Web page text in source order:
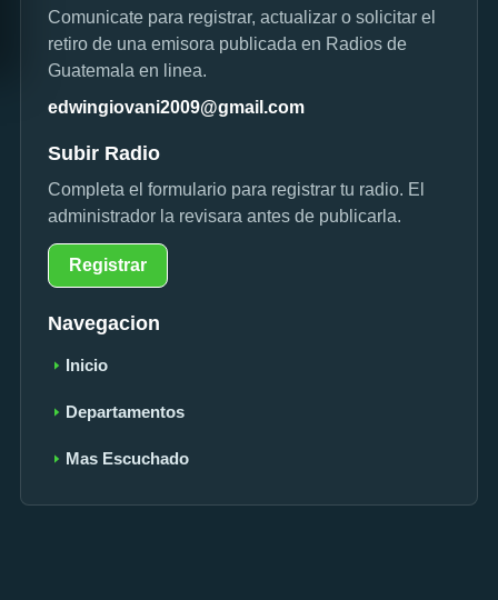
Comunicate para registrar, actualizar o solicitar el
retiro de una emisora publicada en Radios de
Guatemala en linea.
edwingiovani2009@gmail.com
Subir Radio
Completa el formulario para registrar tu radio. El
administrador la revisara antes de publicarla.
Registrar
Navegacion
Inicio
Departamentos
Mas Escuchado